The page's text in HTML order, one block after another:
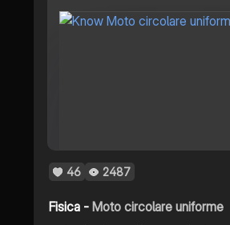
46 2487
Fisica -Moto circolare uniforme